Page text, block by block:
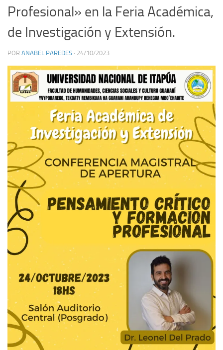
Profesional» en la Feria Académica,
de Investigación y Extensión.
POR ANABEL PAREDES · 24/10/2023